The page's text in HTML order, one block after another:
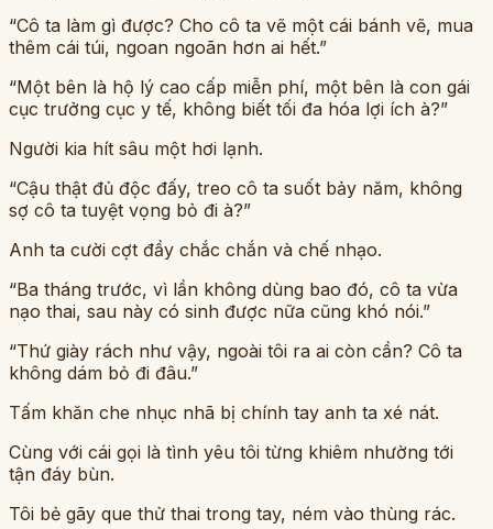
“Cô ta làm gì được? Cho cô ta vẽ một cái bánh vẽ, mua
thêm cái túi, ngoan ngoãn hơn ai hết.”
“Một bên là hộ lý cao cấp miễn phí, một bên là con gái
cục trưởng cục y tế, không biết tối đa hóa lợi ích à?”
Người kia hít sâu một hơi lạnh.
“Cậu thật đủ độc đấy, treo cô ta suốt bảy năm, không
sợ cô ta tuyệt vọng bỏ đi à?”
Anh ta cười cợt đầy chắc chắn và chế nhạo.
“Ba tháng trước, vì lần không dùng bao đó, cô ta vừa
nạo thai, sau này có sinh được nữa cũng khó nói.”
“Thứ giày rách như vậy, ngoài tôi ra ai còn cần? Cô ta
không dám bỏ đi đâu.”
Tấm khăn che nhục nhã bị chính tay anh ta xé nát.
Cùng với cái gọi là tình yêu tôi từng khiêm nhường tới
tận đáy bùn.
Tôi bẻ gãy que thử thai trong tay, ném vào thùng rác.